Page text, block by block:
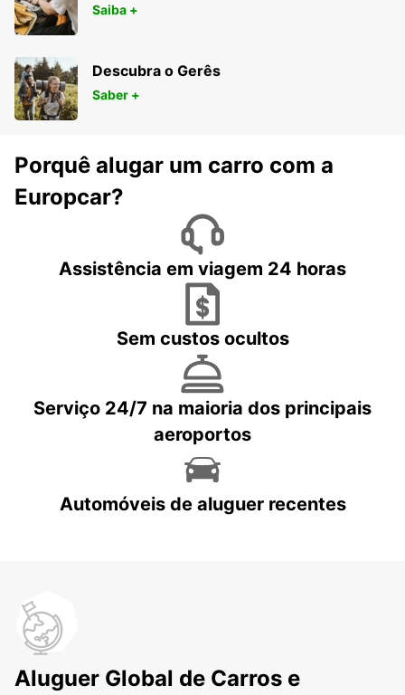
Saiba +
Descubra o Gerês
Saber +
Porquê alugar um carro com a
Europcar?
Assistência em viagem 24 horas
Sem custos ocultos
Serviço 24/7 na maioria dos principais
aeroportos
Automóveis de aluguer recentes
Aluguer Global de Carros e